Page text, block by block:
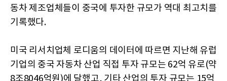
동차 제조업체들이 중국에 투자한 규모가 역대 최고치를
기록했다.
미국 리서치업체 로디움의 데이터에 따르면 지난해 유럽
기업의 중국 자동차 산업 직접 투자 규모는 62억 유로(약
8조8046억원)에 달했고, 기타 산업의 투자 규모는 15억